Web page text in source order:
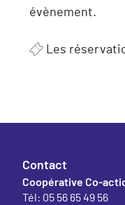
évènement.
Les
Contact
Coopérative Co-
Tél: 05 56 65 49 56